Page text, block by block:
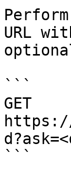
URL
```
GET
```